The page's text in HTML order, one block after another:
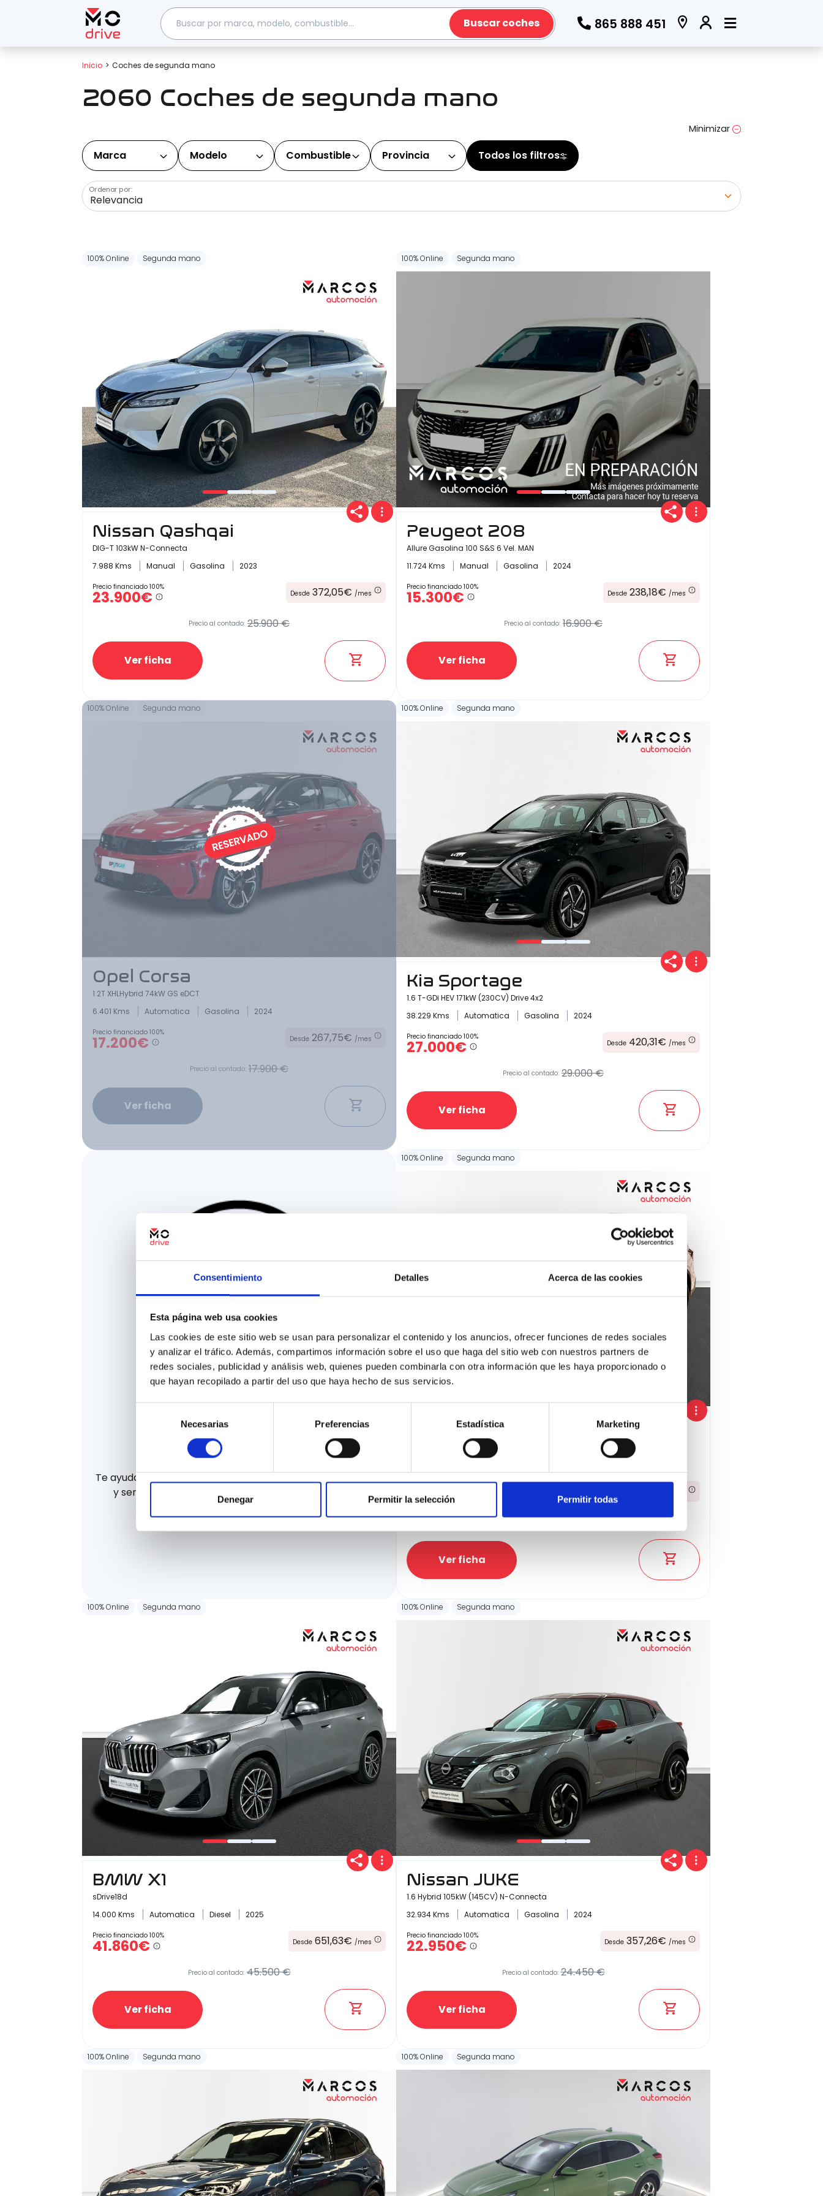
Consentimiento Detalles Acerca de las cookies
Esta página web usa cookies
Las cookies de este sitio web se usan para personalizar el contenido y los anuncios, ofrecer funciones de redes sociales
y analizar el tráfico. Además, compartimos información sobre el uso que haga del sitio web con nuestros partners de
redes sociales, publicidad y análisis web, quienes pueden combinarla con otra información que les haya proporcionado o
que hayan recopilado a partir del uso que haya hecho de sus servicios.
consentimiento
Necesarias Preferencias Estadística Marketing
Denegar Permitir la selección Permitir todas
Buscar coches 865 888 451
Inicio Coches de segunda mano
2060 Coches de segunda mano
Minimizar
Todos los filtros
Marca Modelo Combustible Provincia
Ordenar por:
Todos los filtros
(Elige una o varias marcas)
(Elige uno o varios modelos)
Precio
Ofertas
Cuota
Año
Kilómetros
Combustible
(Elige una o varias opciones)
Etiqueta medioambiental
Potencia
Provincia
Transmisión
100% Online Segunda mano
Nissan Qashqai
DIG-T 103kW N-Connecta
7.988 Kms
Manual Gasolina 2023
Precio financiado 100%
23.900€ Desde 372,05€ /mes
Precio al contado: 25.900 €
Ver ficha
100% Online Segunda mano
Peugeot 208
Allure Gasolina 100 S&S 6 Vel. MAN
11.724 Kms
Manual Gasolina 2024
Precio financiado 100%
15.300€ Desde 238,18€ /mes
Precio al contado: 16.900 €
Ver ficha
100% Online Segunda mano
Opel Corsa
1.2T XHLHybrid 74kW GS eDCT
6.401 Kms
Automatica Gasolina 2024
Precio financiado 100%
17.200€ Desde 267,75€ /mes
Precio al contado: 17.900 €
Ver ficha
100% Online Segunda mano
Kia Sportage
1.6 T-GDi HEV 171kW (230CV) Drive 4x2
38.229 Kms
Automatica Gasolina 2024
Precio financiado 100%
27.000€ Desde 420,31€ /mes
Precio al contado: 29.000 €
Ver ficha
La mejor financiación
Te ayudamos a financiar tu coche de la manera más rápida
y sencilla. Te ayudamos a conseguir hasta el 100% de
financiación.
100% Online Segunda mano
BMW iX1
Precio financiado 100%
41.308€
44.900 €
Ver ficha
100% Online Segunda mano
BMW X1
sDrive18d
14.000 Kms
Automatica Diesel 2025
Precio financiado 100%
41.860€ Desde 651,63€ /mes
Precio al contado: 45.500 €
Ver ficha
100% Online Segunda mano
Nissan JUKE
1.6 Hybrid 105kW (145CV) N-Connecta
32.934 Kms
Automatica Gasolina 2024
Precio financiado 100%
22.950€ Desde 357,26€ /mes
Precio al contado: 24.450 €
Ver ficha
100% Online Segunda mano 100% Online Segunda mano